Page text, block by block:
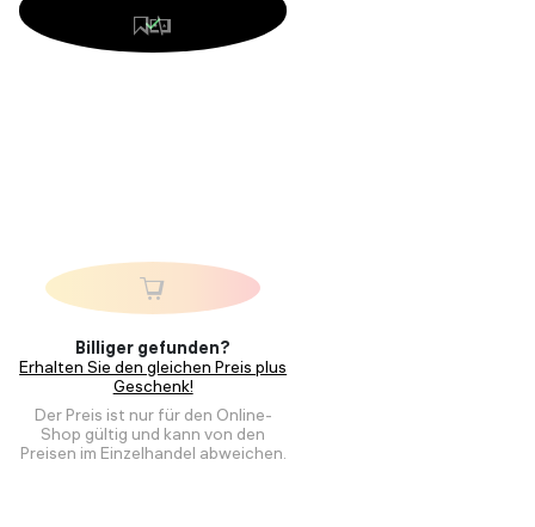
Billiger gefunden?
Erhalten Sie den gleichen Preis plus
Geschenk!
Der Preis ist nur für den Online-
Shop gültig und kann von den
Preisen im Einzelhandel abweichen.